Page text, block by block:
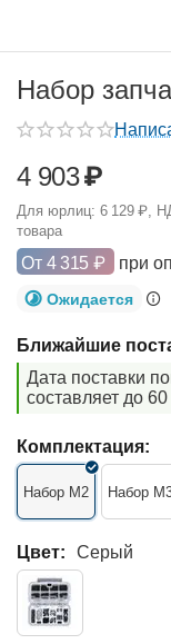
Набор
4 903₽
Для юрлиц: 6 129 ₽,
товара
От 4 315 ₽ при
Ожидается
Ближайшие
Дата поставки
составляет до
Комплектация:
Набор M2 Набор
Цвет: Серый